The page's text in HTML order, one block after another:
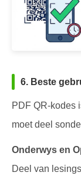
6. Beste
PDF QR-kodes
moet deel
Onderwys en
Deel van